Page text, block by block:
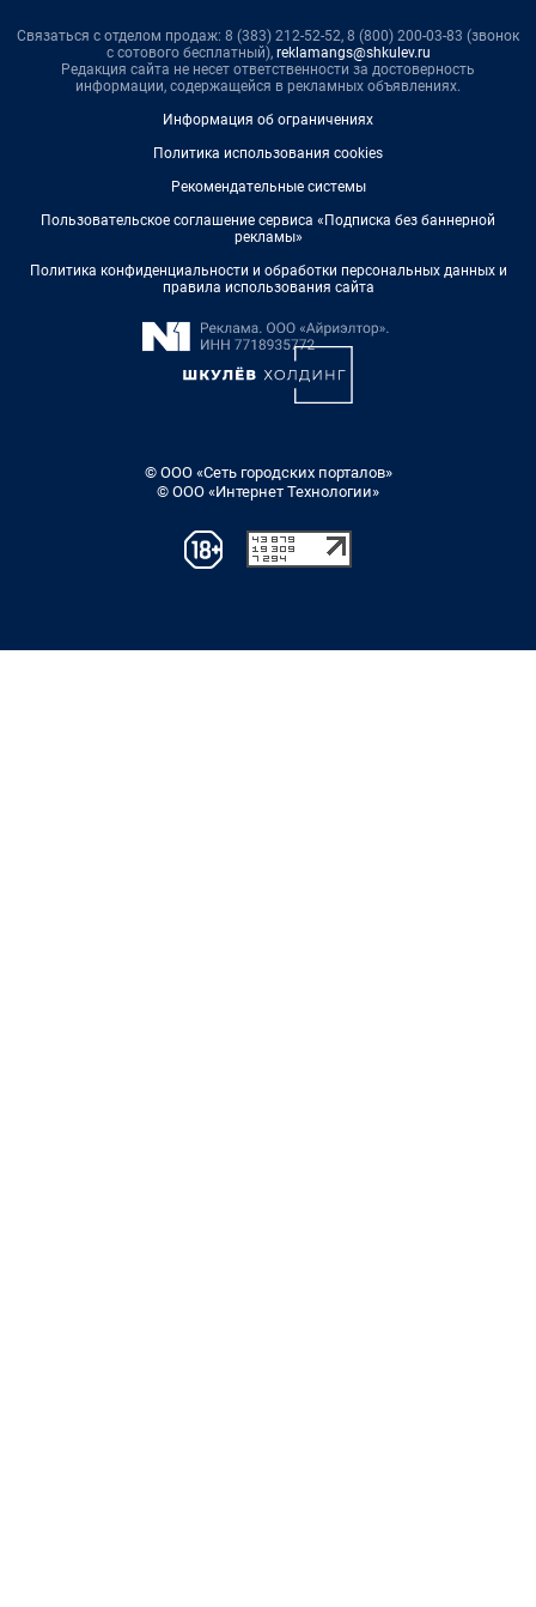
Связаться с отделом продаж: 8 (383) 212-52-52, 8 (800) 200-03-83 (звонок
с сотового бесплатный), reklamangs@shkulev.ru
Редакция сайта не несет ответственности за достоверность
информации, содержащейся в рекламных объявлениях.
Информация об ограничениях
Политика использования cookies
Рекомендательные системы
Пользовательское соглашение сервиса «Подписка без баннерной
рекламы»
Политика конфиденциальности и обработки персональных данных и
правила использования сайта
© ООО «Сеть городских порталов»
© ООО «Интернет Технологии»